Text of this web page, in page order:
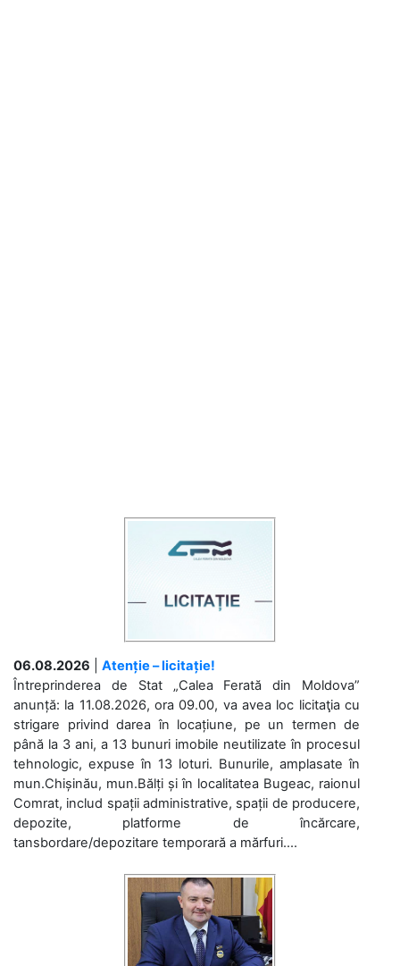
06.08.2026
Atenție – licitație!
Întreprinderea de Stat „Calea Ferată din Moldova”
anunță: la 11.08.2026, ora 09.00, va avea loc licitaţia cu
strigare privind darea în locațiune, pe un termen de
până la 3 ani, a 13 bunuri imobile neutilizate în procesul
tehnologic, expuse în 13 loturi. Bunurile, amplasate în
mun.Chișinău, mun.Bălți și în localitatea Bugeac, raionul
Comrat, includ spații administrative, spații de producere,
depozite, platforme de încărcare,
tansbordare/depozitare temporară a mărfuri....